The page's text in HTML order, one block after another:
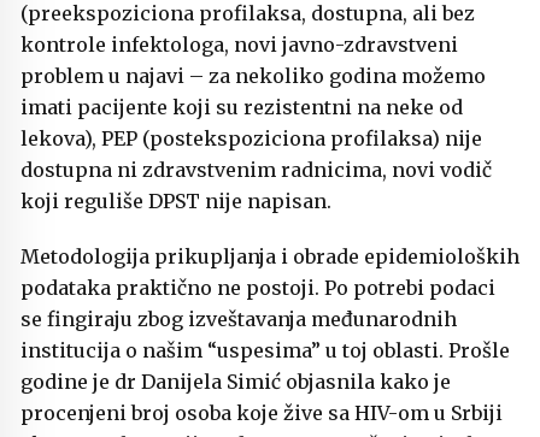
(preekspoziciona profilaksa, dostupna, ali bez
kontrole infektologa, novi javno-zdravstveni
problem u najavi – za nekoliko godina možemo
imati pacijente koji su rezistentni na neke od
lekova), PEP (postekspoziciona profilaksa) nije
dostupna ni zdravstvenim radnicima, novi vodič
koji reguliše DPST nije napisan.
Metodologija prikupljanja i obrade epidemioloških
podataka praktično ne postoji. Po potrebi podaci
se fingiraju zbog izveštavanja međunarodnih
institucija o našim “uspesima” u toj oblasti. Prošle
godine je dr Danijela Simić objasnila kako je
procenjeni broj osoba koje žive sa HIV-om u Srbiji